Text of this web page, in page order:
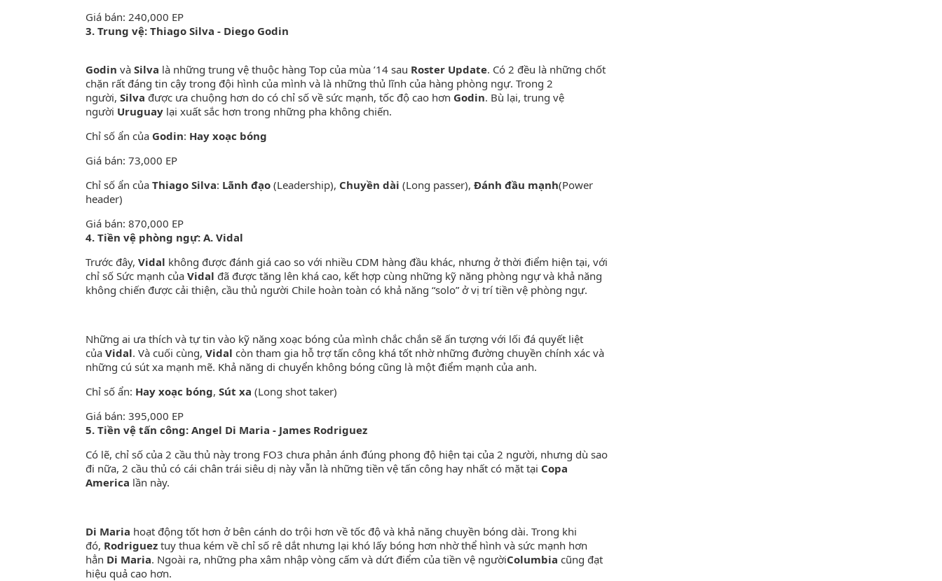
Giá bán: 240,000 EP
3. Trung vệ: Thiago Silva - Diego Godin
Godin và Silva là những trung vệ thuộc hàng Top của mùa ’14 sau Roster Update. Có 2 đều là những chốt
chặn rất đáng tin cậy trong đội hình của mình và là những thủ lĩnh của hàng phòng ngự. Trong 2
người, Silva được ưa chuộng hơn do có chỉ số về sức mạnh, tốc độ cao hơn Godin. Bù lại, trung vệ
người Uruguay lại xuất sắc hơn trong những pha không chiến.
Chỉ số ẩn của Godin: Hay xoạc bóng
Giá bán: 73,000 EP
Chỉ số ẩn của Thiago Silva: Lãnh đạo (Leadership), Chuyền dài (Long passer), Đánh đầu mạnh(Power
header)
Giá bán: 870,000 EP
4. Tiền vệ phòng ngự: A. Vidal
Trước đây, Vidal không được đánh giá cao so với nhiều CDM hàng đầu khác, nhưng ở thời điểm hiện tại, với
chỉ số Sức mạnh của Vidal đã được tăng lên khá cao, kết hợp cùng những kỹ năng phòng ngự và khả năng
không chiến được cải thiện, cầu thủ người Chile hoàn toàn có khả năng “solo” ở vị trí tiền vệ phòng ngự.
Những ai ưa thích và tự tin vào kỹ năng xoạc bóng của mình chắc chắn sẽ ấn tượng với lối đá quyết liệt
của Vidal. Và cuối cùng, Vidal còn tham gia hỗ trợ tấn công khá tốt nhờ những đường chuyền chính xác và
những cú sút xa mạnh mẽ. Khả năng di chuyển không bóng cũng là một điểm mạnh của anh.
Chỉ số ẩn: Hay xoạc bóng, Sút xa (Long shot taker)
Giá bán: 395,000 EP
5. Tiền vệ tấn công: Angel Di Maria - James Rodriguez
Có lẽ, chỉ số của 2 cầu thủ này trong FO3 chưa phản ánh đúng phong độ hiện tại của 2 người, nhưng dù sao
đi nữa, 2 cầu thủ có cái chân trái siêu dị này vẫn là những tiền vệ tấn công hay nhất có mặt tại Copa
America lần này.
Di Maria hoạt động tốt hơn ở bên cánh do trội hơn về tốc độ và khả năng chuyền bóng dài. Trong khi
đó, Rodriguez tuy thua kém về chỉ số rê dắt nhưng lại khó lấy bóng hơn nhờ thể hình và sức mạnh hơn
hẳn Di Maria. Ngoài ra, những pha xâm nhập vòng cấm và dứt điểm của tiền vệ ngườiColumbia cũng đạt
hiệu quả cao hơn.